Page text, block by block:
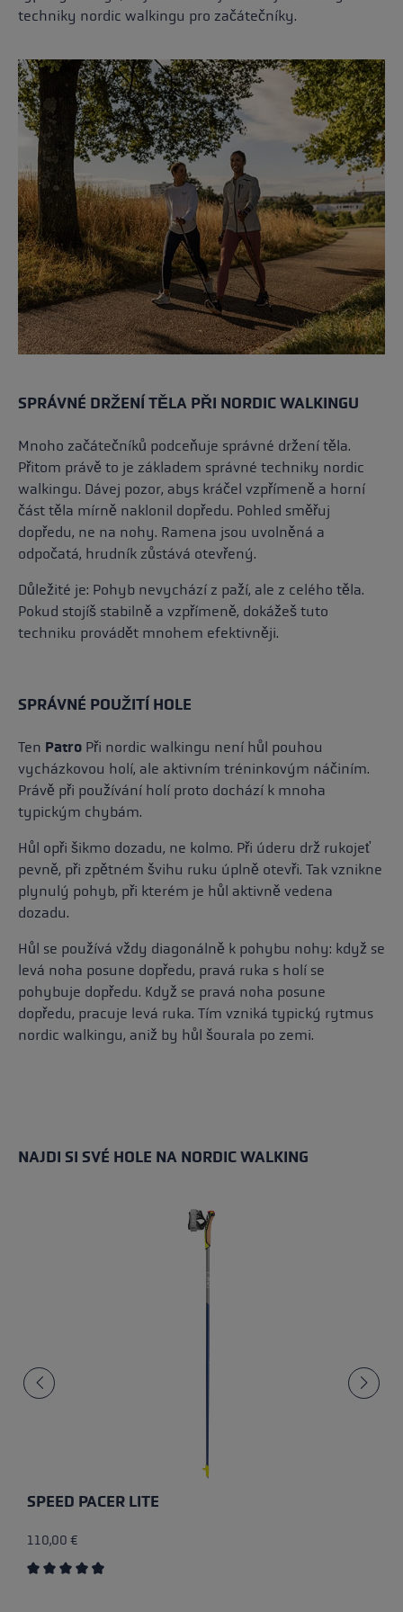
techniky nordic walkingu pro začátečníky.
SPRÁVNÉ DRŽENÍ TĚLA PŘI NORDIC WALKINGU
Mnoho začátečníků podceňuje správné držení těla.
Přitom právě to je základem správné techniky nordic
walkingu. Dávej pozor, abys kráčel vzpřímeně a horní
část těla mírně naklonil dopředu. Pohled směřuj
dopředu, ne na nohy. Ramena jsou uvolněná a
odpočatá, hrudník zůstává otevřený.
Důležité je: Pohyb nevychází z paží, ale z celého těla.
Pokud stojíš stabilně a vzpřímeně, dokážeš tuto
techniku provádět mnohem efektivněji.
SPRÁVNÉ POUŽITÍ HOLE
Ten Patro Při nordic walkingu není hůl pouhou
vycházkovou holí, ale aktivním tréninkovým náčiním.
Právě při používání holí proto dochází k mnoha
typickým chybám.
Hůl opři šikmo dozadu, ne kolmo. Při úderu drž rukojeť
pevně, při zpětném švihu ruku úplně otevři. Tak vznikne
plynulý pohyb, při kterém je hůl aktivně vedena
dozadu.
Hůl se používá vždy diagonálně k pohybu nohy: když se
levá noha posune dopředu, pravá ruka s holí se
pohybuje dopředu. Když se pravá noha posune
dopředu, pracuje levá ruka. Tím vzniká typický rytmus
nordic walkingu, aniž by hůl šourala po zemi.
NAJDI SI SVÉ HOLE NA NORDIC WALKING
SPEED PACER LITE
110,00 €